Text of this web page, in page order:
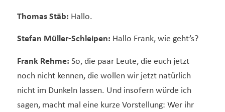
Thomas Stäb: Hallo.
Stefan Müller-Schleipen: Hallo Frank, wie geht’s?
Frank Rehme: So, die paar Leute, die euch jetzt
noch nicht kennen, die wollen wir jetzt natürlich
nicht im Dunkeln lassen. Und insofern würde ich
sagen, macht mal eine kurze Vorstellung: Wer ihr